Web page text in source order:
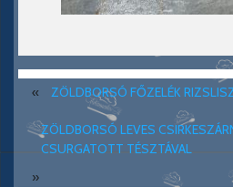
« ZÖLDBORSÓ FŐZELÉK
ZÖLDBORSÓ LEVES
CSURGATOTT TÉSZTÁVAL
»